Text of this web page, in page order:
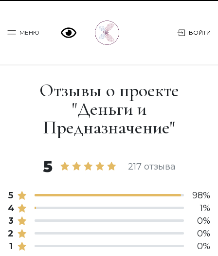
МЕНЮ ВОЙТИ
Отзывы о проекте
"Деньги и
Предназначение"
5 217 отзыва
5
98%
4
1%
3
0%
2
0%
1
0%
Практикум МОСТ
Консультации
Статьи
Книги
Отзывы
Команда